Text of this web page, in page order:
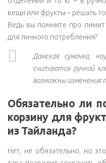
вещи или фрукты – решать
Ведь вы помните про лимит
для личного потребления?
Дамская сумочка,
считаются ручной
возможны изменения
Обязательно ли
корзину для
из Тайланда?
Нет, не обязательно, но